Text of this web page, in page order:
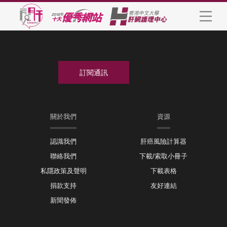
關於我們
認識我們
聯絡我們
私隱政策及聲明
捐款支持
新聞發佈
資源
肝癌風險計算器
下載/索取小冊子
下載表格
友好連結